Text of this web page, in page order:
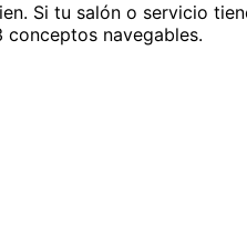
Si tu salón o servicio
conceptos navegables.